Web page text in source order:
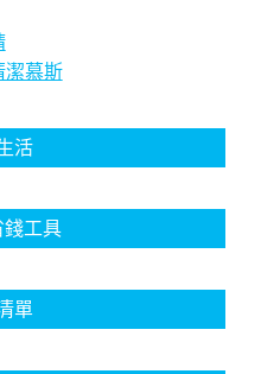
潔慕斯
活
工具
單